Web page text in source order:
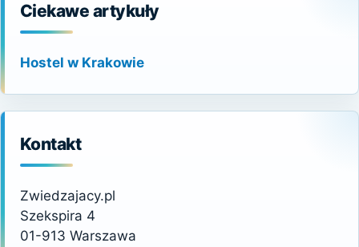
Ciekawe artykuły
Hostel w Krakowie
Kontakt
Zwiedzajacy.pl
Szekspira 4
01-913 Warszawa